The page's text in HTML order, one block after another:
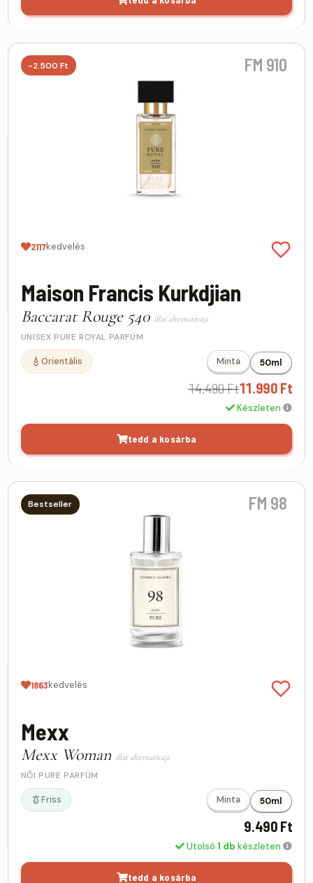
-2.500 Ft FM 910
2117kedvelés
Maison Francis Kurkdjian
Baccarat Rouge 540 illat alternatívája
UNISEX PURE ROYAL PARFÜM
Orientális Minta 50ml
14.490 Ft11.990 Ft
Készleten
tedd a kosárba
Bestseller FM 98
1863kedvelés
Mexx
Mexx Woman illat alternatívája
NŐI PURE PARFÜM
Friss Minta 50ml
9.490 Ft
Utolsó1 db készleten
tedd a kosárba